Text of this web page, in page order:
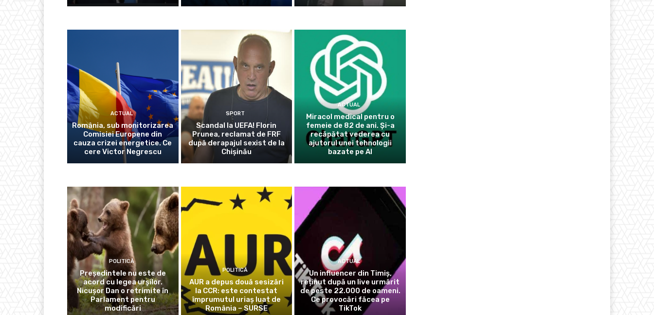
ACTUAL
România, sub monitorizarea
Comisiei Europene din
cauza crizei energetice. Ce
cere Victor Negrescu
SPORT
Scandal la UEFA! Florin
Prunea, reclamat de FRF
după derapajul sexist de la
Chișinău
ACTUAL
Miracol medical pentru o
femeie de 82 de ani. Și-a
recăpătat vederea cu
ajutorul unei tehnologii
bazate pe AI
POLITICĂ
Președintele nu este de
acord cu legea urșilor.
Nicușor Dan o retrimite în
Parlament pentru
modificări
POLITICĂ
AUR a depus două sesizări
la CCR: este contestat
împrumutul uriaș luat de
România – SURSE
ACTUAL
Un influencer din Timiș,
reținut după un live urmărit
de peste 22.000 de oameni.
Ce provocări făcea pe
TikTok